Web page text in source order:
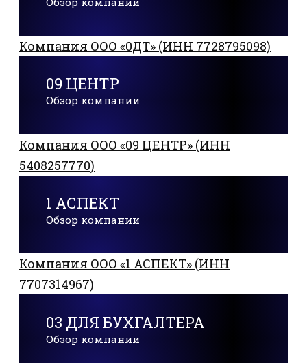
Компания ООО «0ДТ» (ИНН 7728795098)
09 ЦЕНТР
Обзор компании
Компания ООО «09 ЦЕНТР» (ИНН
5408257770)
1 АСПЕКТ
Обзор компании
Компания ООО «1 АСПЕКТ» (ИНН
7707314967)
03 ДЛЯ БУХГАЛТЕРА
Обзор компании